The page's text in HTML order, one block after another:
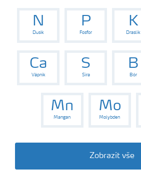
N
Dusík
P
Fosfor
K
Draslík
Ca
Vápník
S
Síra
B
Bór
Mn
Mangan
Mo
Molybden
Zobrazit vše